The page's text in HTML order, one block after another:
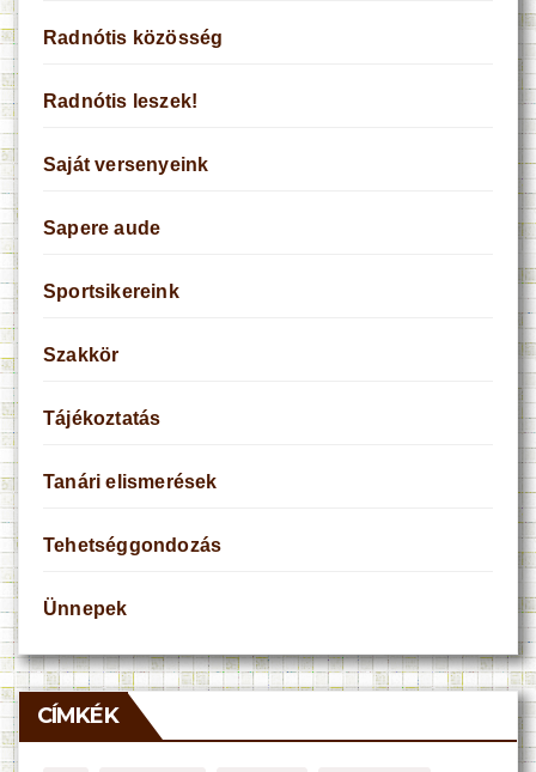
Radnótis közösség
Radnótis leszek!
Saját versenyeink
Sapere aude
Sportsikereink
Szakkör
Tájékoztatás
Tanári elismerések
Tehetséggondozás
Ünnepek
CÍMKÉK